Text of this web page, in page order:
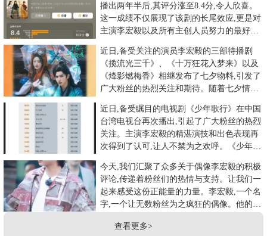
播出两年半后,其评分涨至8.4分,令人欣喜。
这一成绩不仅展现了该剧的长尾效应,更是对
主演李宏毅以及所有主创人员努力的最好回
近日,备受关注的演员李宏毅的三部待播剧
《揽流光三千》、《十万狂花入梦来》以及
《烽影燃梅香》相继发布了七夕物料,引发了
广大粉丝的热烈关注和期待。随着七夕情人
近日,备受瞩目的电视剧《少年歌行》在中国
台湾电视台再次播出,引起了广大粉丝的热烈
关注。主演李宏毅的精湛演技和出色表现再
次得到了认可,让人不禁为之欢呼。《少年歌
今天,我们汇聚了众多关于偶像李宏毅的积极
评论,传递着粉丝们的热情与支持。让我们一
起来感受这份正能量的力量。李宏毅,一个名
字,一个让无数粉丝为之疯狂的偶像。他的每
查看更多>